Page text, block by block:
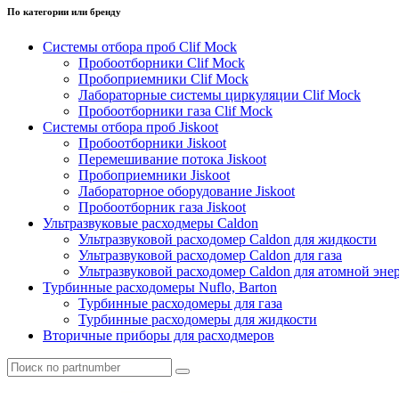
По категории или бренду
Системы отбора проб Clif Mock
Пробоотборники Clif Mock
Пробоприемники Clif Mock
Лабораторные системы циркуляции Clif Mock
Пробоотборники газа Clif Mock
Системы отбора проб Jiskoot
Пробоотборники Jiskoot
Перемешивание потока Jiskoot
Пробоприемники Jiskoot
Лабораторное оборудование Jiskoot
Пробоотборник газа Jiskoot
Ультразвуковые расходмеры Caldon
Ультразвуковой расходомер Caldon для жидкости
Ультразвуковой расходомер Caldon для газа
Ультразвуковой расходомер Caldon для атомной
Турбинные расходомеры Nuflo, Barton
Турбинные расходомеры для газа
Турбинные расходомеры для жидкости
Вторичные приборы для расходмеров